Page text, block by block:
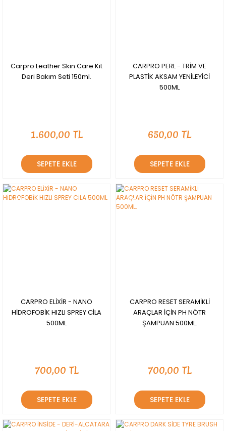
Carpro Leather Skin Care Kit
Deri Bakım Seti 150ml.
1.600,00 TL
SEPETE EKLE
CARPRO PERL - TRİM VE
PLASTİK AKSAM YENİLEYİCİ
500ML
650,00 TL
SEPETE EKLE
YENİ
CARPRO ELİXİR - NANO
HİDROFOBİK HIZLI SPREY CİLA
500ML
700,00 TL
SEPETE EKLE
YENİ
CARPRO RESET SERAMİKLİ
ARAÇLAR İÇİN PH NÖTR
ŞAMPUAN 500ML.
700,00 TL
SEPETE EKLE